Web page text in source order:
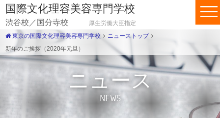
国際文化理容美容専門学校
渋谷校／国分寺校
厚生労働大臣指定
東京の国際文化理容美容専門学校
ニューストップ
新年のご挨拶（2020年元旦）
ニュース
NEWS